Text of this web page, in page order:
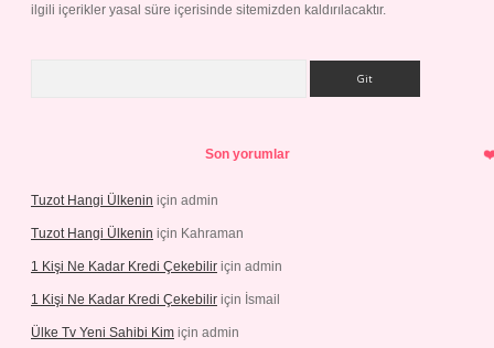
ilgili içerikler yasal süre içerisinde sitemizden kaldırılacaktır.
Son yorumlar
Tuzot Hangi Ülkenin için admin
Tuzot Hangi Ülkenin için Kahraman
1 Kişi Ne Kadar Kredi Çekebilir için admin
1 Kişi Ne Kadar Kredi Çekebilir için İsmail
Ülke Tv Yeni Sahibi Kim için admin